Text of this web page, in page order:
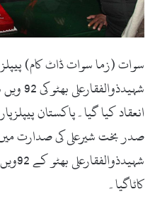
سوات (زما سوات ڈاٹ کام)
انعقاد کیا گیا۔پاکستان
صدر بخت شیرعلی کی صدارت
کاٹاگیا۔